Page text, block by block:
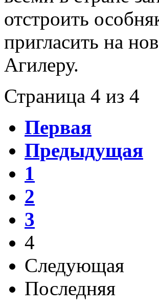
отстроить
пригласить на
Агилеру.
Страница 4 из 4
Первая
Предыдущая
1
2
3
4
Следующая
Последняя